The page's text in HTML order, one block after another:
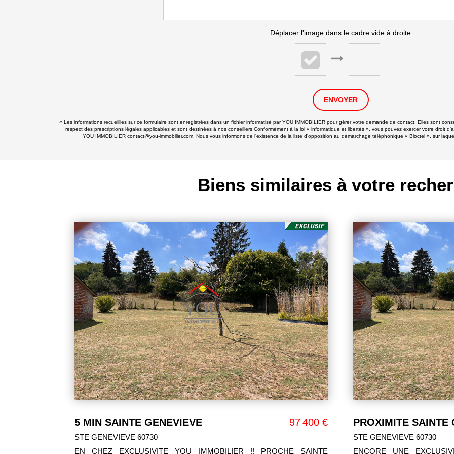
Déplacer l'image dans le cadre vide à droite
ENVOYER
« Les informations recueillies sur ce formulaire sont enregistrées dans un fichier informatisé par YOU IMMOBILIER pour gérer votre demande de contact. Elles sont
respect des prescriptions légales applicables et sont destinées à nos conseillers Conformément à la loi « informatique et libertés », vous pouvez exercer votre droit
YOU IMMOBILIER contact@you-immobilier.com. Nous vous informons de l'existence de la liste d'opposition au démarchage téléphonique « Bloctel », sur
Biens similaires à votre
5 MIN SAINTE GENEVIEVE 97 400 €
STE GENEVIEVE 60730
EN CHEZ EXCLUSIVITE YOU IMMOBILIER !! PROCHE SAINTE
PROXIMITE SAINTE
STE GENEVIEVE 60730
ENCORE UNE EXCLUSIVITE